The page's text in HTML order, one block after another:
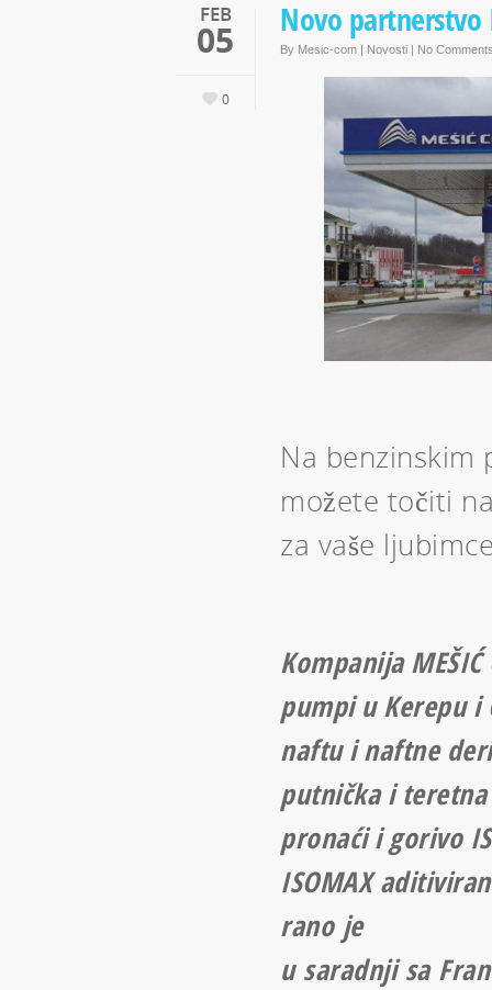
FEB
05
0
Novo partnerstvo
By Mesic-com | Novosti | No
Na benzinskim
možete točiti
za vaše
Kompanija
pumpi u Kerepu
naftu i naftne
putnička i
pronaći i gorivo
ISOMAX
rano je
u saradnji sa